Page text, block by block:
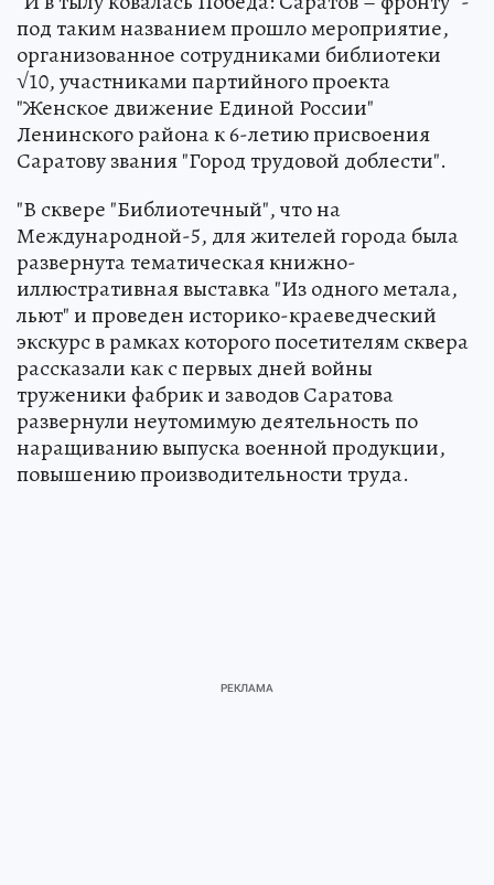
под таким названием прошло мероприятие,
организованное сотрудниками библиотеки
√10, участниками партийного проекта
"Женское движение Единой России"
Ленинского района к 6-летию присвоения
Саратову звания "Город трудовой доблести".
"В сквере "Библиотечный", что на
Международной-5, для жителей города была
развернута тематическая книжно-
иллюстративная выставка "Из одного метала,
льют" и проведен историко-краеведческий
экскурс в рамках которого посетителям сквера
рассказали как с первых дней войны
труженики фабрик и заводов Саратова
развернули неутомимую деятельность по
наращиванию выпуска военной продукции,
повышению производительности труда.